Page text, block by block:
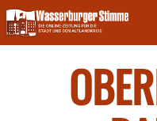
Skip
to
content